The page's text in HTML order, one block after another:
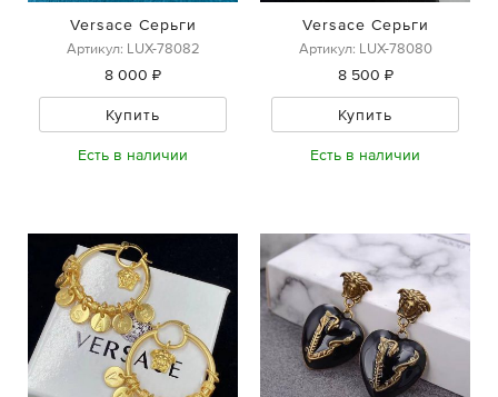
Versace Серьги
Артикул: LUX-78082
8 000 ₽
Купить
Есть в наличии
Versace Серьги
Артикул: LUX-78080
8 500 ₽
Купить
Есть в наличии